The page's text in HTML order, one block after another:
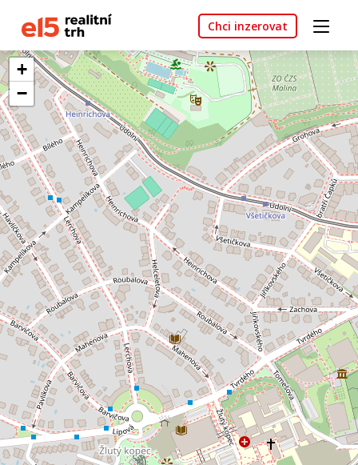
Chci inzerovat
+
−